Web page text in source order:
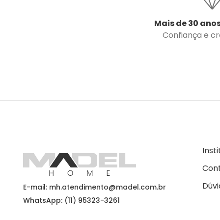
Mais de 30
Confiança e
E-mail: mh.atendimento@madel.com.br
WhatsApp: (11) 95323-3261